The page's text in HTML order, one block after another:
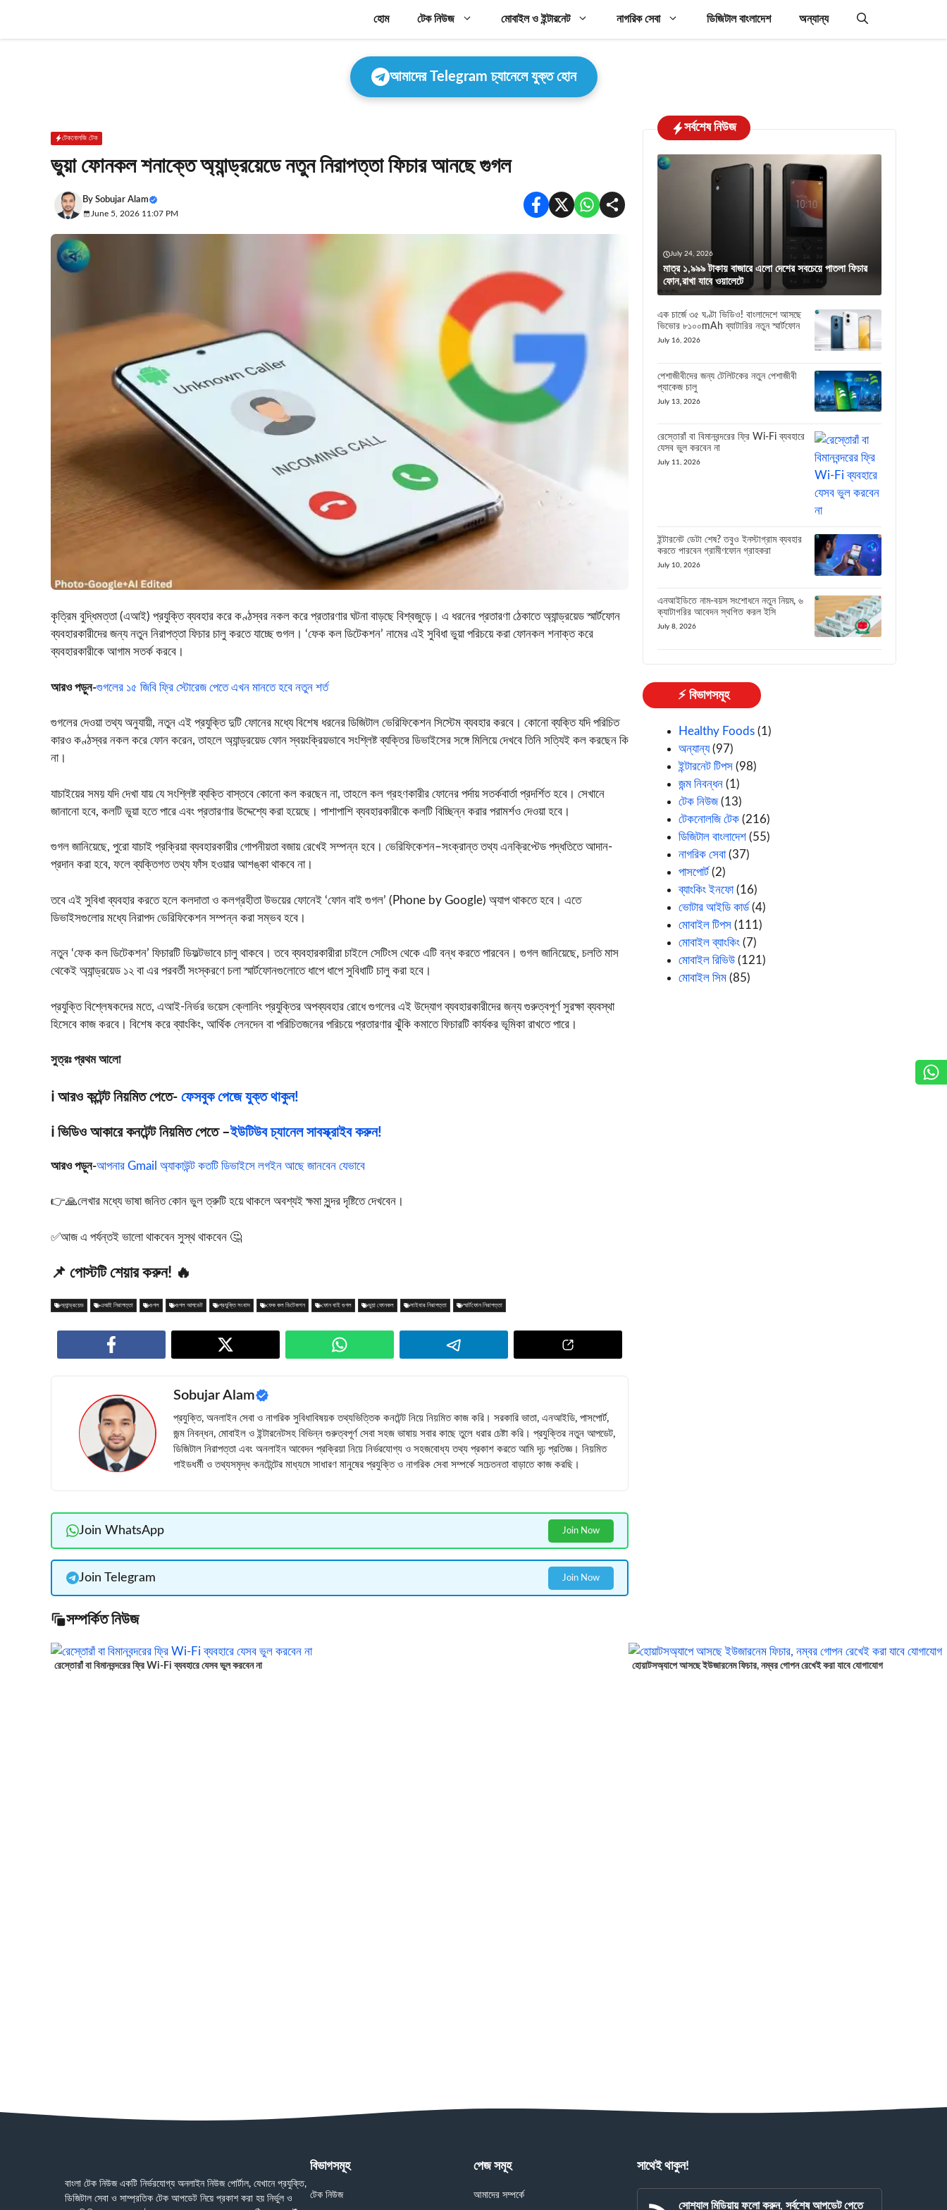
content
হোম টেক নিউজ মোবাইল ও ইন্টারনেট নাগরিক সেবা ডিজিটাল বাংলাদেশ অন্যান্য
আমাদের Telegram চ্যানেলে যুক্ত হোন
টেকনোলজি টেক
ভুয়া ফোনকল শনাক্তে অ্যান্ড্রয়েডে নতুন নিরাপত্তা ফিচার আনছে গুগল
By Sobujar Alam
June 5, 2026 11:07 PM
কৃত্রিম বুদ্ধিমত্তা (এআই) প্রযুক্তি ব্যবহার করে কণ্ঠস্বর নকল করে প্রতারণার ঘটনা বাড়ছে বিশ্বজুড়ে। এ ধরনের প্রতারণা ঠেকাতে অ্যান্ড্রয়েড স্মার্টফোন
ব্যবহারকারীদের জন্য নতুন নিরাপত্তা ফিচার চালু করতে যাচ্ছে গুগল। ‘ফেক কল ডিটেকশন’ নামের এই সুবিধা ভুয়া পরিচয়ে করা ফোনকল শনাক্ত করে
ব্যবহারকারীকে আগাম সতর্ক করবে।
আরও পড়ুন-গুগলের ১৫ জিবি ফ্রি স্টোরেজ পেতে এখন মানতে হবে নতুন শর্ত
গুগলের দেওয়া তথ্য অনুযায়ী, নতুন এই প্রযুক্তি দুটি ফোনের মধ্যে বিশেষ ধরনের ডিজিটাল ভেরিফিকেশন সিস্টেম ব্যবহার করবে। কোনো ব্যক্তি যদি পরিচিত
কারও কণ্ঠস্বর নকল করে ফোন করেন, তাহলে অ্যান্ড্রয়েড ফোন স্বয়ংক্রিয়ভাবে সংশ্লিষ্ট ব্যক্তির ডিভাইসের সঙ্গে মিলিয়ে দেখবে তিনি সত্যিই কল করছেন কি
না।
যাচাইয়ের সময় যদি দেখা যায় যে সংশ্লিষ্ট ব্যক্তি বাস্তবে কোনো কল করছেন না, তাহলে কল গ্রহণকারীর ফোনের পর্দায় সতর্কবার্তা প্রদর্শিত হবে। সেখানে
জানানো হবে, কলটি ভুয়া হতে পারে এবং প্রতারণার উদ্দেশ্যে করা হয়েছে। পাশাপাশি ব্যবহারকারীকে কলটি বিচ্ছিন্ন করার পরামর্শও দেওয়া হবে।
গুগল জানিয়েছে, পুরো যাচাই প্রক্রিয়া ব্যবহারকারীর গোপনীয়তা বজায় রেখেই সম্পন্ন হবে। ভেরিফিকেশন–সংক্রান্ত তথ্য এনক্রিপ্টেড পদ্ধতিতে আদান-
প্রদান করা হবে, ফলে ব্যক্তিগত তথ্য ফাঁস হওয়ার আশঙ্কা থাকবে না।
তবে এই সুবিধা ব্যবহার করতে হলে কলদাতা ও কলগ্রহীতা উভয়ের ফোনেই ‘ফোন বাই গুগল’ (Phone by Google) অ্যাপ থাকতে হবে। এতে
ডিভাইসগুলোর মধ্যে নিরাপদ ভেরিফিকেশন সম্পন্ন করা সম্ভব হবে।
নতুন ‘ফেক কল ডিটেকশন’ ফিচারটি ডিফল্টভাবে চালু থাকবে। তবে ব্যবহারকারীরা চাইলে সেটিংস থেকে এটি বন্ধ করতে পারবেন। গুগল জানিয়েছে, চলতি মাস
থেকেই অ্যান্ড্রয়েড ১২ বা এর পরবর্তী সংস্করণে চলা স্মার্টফোনগুলোতে ধাপে ধাপে সুবিধাটি চালু করা হবে।
প্রযুক্তি বিশ্লেষকদের মতে, এআই-নির্ভর ভয়েস ক্লোনিং প্রযুক্তির অপব্যবহার রোধে গুগলের এই উদ্যোগ ব্যবহারকারীদের জন্য গুরুত্বপূর্ণ সুরক্ষা ব্যবস্থা
হিসেবে কাজ করবে। বিশেষ করে ব্যাংকিং, আর্থিক লেনদেন বা পরিচিতজনের পরিচয়ে প্রতারণার ঝুঁকি কমাতে ফিচারটি কার্যকর ভূমিকা রাখতে পারে।
সুত্রঃ প্রথম আলো
ℹ️ আরও কন্টেন্ট নিয়মিত পেতে- ফেসবুক পেজে যুক্ত থাকুন!
ℹ️ ভিডিও আকারে কনটেন্ট নিয়মিত পেতে –ইউটিউব চ্যানেল সাবস্ক্রাইব করুন!
আরও পড়ুন-আপনার Gmail অ্যাকাউন্ট কতটি ডিভাইসে লগইন আছে জানবেন যেভাবে
👉🙏লেখার মধ্যে ভাষা জনিত কোন ভুল ত্রুটি হয়ে থাকলে অবশ্যই ক্ষমা সুন্দর দৃষ্টিতে দেখবেন।
✅আজ এ পর্যন্তই ভালো থাকবেন সুস্থ থাকবেন 🤔
📌 পোস্টটি শেয়ার করুন! 🔥
অ্যান্ড্রয়েড এআই নিরাপত্তা গুগল গুগল আপডেট প্রযুক্তি সংবাদ ফেক কল ডিটেকশন ফোন বাই গুগল ভুয়া ফোনকল সাইবার নিরাপত্তা স্মার্টফোন নিরাপত্তা
Sobujar Alam
প্রযুক্তি, অনলাইন সেবা ও নাগরিক সুবিধাবিষয়ক তথ্যভিত্তিক কনটেন্ট নিয়ে নিয়মিত কাজ করি। সরকারি ভাতা, এনআইডি, পাসপোর্ট,
জন্ম নিবন্ধন, মোবাইল ও ইন্টারনেটসহ বিভিন্ন গুরুত্বপূর্ণ সেবা সহজ ভাষায় সবার কাছে তুলে ধরার চেষ্টা করি। প্রযুক্তির নতুন আপডেট,
ডিজিটাল নিরাপত্তা এবং অনলাইন আবেদন প্রক্রিয়া নিয়ে নির্ভরযোগ্য ও সহজবোধ্য তথ্য প্রকাশ করতে আমি দৃঢ় প্রতিজ্ঞ। নিয়মিত
গাইডধর্মী ও তথ্যসমৃদ্ধ কনটেন্টের মাধ্যমে সাধারণ মানুষের প্রযুক্তি ও নাগরিক সেবা সম্পর্কে সচেতনতা বাড়াতে কাজ করছি।
Join WhatsApp Join Now
Join Telegram Join Now
সম্পর্কিত নিউজ
রেস্তোরাঁ বা বিমানবন্দরের ফ্রি Wi-Fi ব্যবহারে যেসব ভুল করবেন না হোয়াটসঅ্যাপে আসছে ইউজারনেম ফিচার, নম্বর গোপন রেখেই করা যাবে যোগাযোগ
সর্বশেষ নিউজ
July 24, 2026
মাত্র ১,৯৯৯ টাকায় বাজারে এলো দেশের সবচেয়ে পাতলা ফিচার
ফোন,রাখা যাবে ওয়ালেটে
এক চার্জে ৩৫ ঘণ্টা ভিডিও! বাংলাদেশে আসছে
ভিভোর ৮১০০mAh ব্যাটারির নতুন স্মার্টফোন
July 16, 2026
পেশাজীবীদের জন্য টেলিটকের নতুন পেশাজীবী
প্যাকেজ চালু
July 13, 2026
রেস্তোরাঁ বা বিমানবন্দরের ফ্রি Wi-Fi ব্যবহারে
যেসব ভুল করবেন না
July 11, 2026
ইন্টারনেট ডেটা শেষ? তবুও ইনস্টাগ্রাম ব্যবহার
করতে পারবেন গ্রামীণফোন গ্রাহকরা
July 10, 2026
এনআইডিতে নাম-বয়স সংশোধনে নতুন নিয়ম, ৬
ক্যাটাগরির আবেদন স্থগিত করল ইসি
July 8, 2026
⚡ বিভাগসমূহ
Healthy Foods (1)
অন্যান্য(97)
ইন্টারনেট টিপস (98)
জন্ম নিবন্ধন (1)
টেক নিউজ(13)
টেকনোলজি টেক (216)
ডিজিটাল বাংলাদেশ (55)
নাগরিক সেবা(37)
পাসপোর্ট (2)
ব্যাংকিং ইনফো(16)
ভোটার আইডি কার্ড (4)
মোবাইল টিপস (111)
মোবাইল ব্যাংকিং (7)
মোবাইল রিভিউ (121)
মোবাইল সিম (85)
বাংলা টেক নিউজ একটি নির্ভরযোগ্য অনলাইন নিউজ পোর্টাল, যেখানে প্রযুক্তি,
ডিজিটাল সেবা ও সাম্প্রতিক টেক আপডেট নিয়ে প্রকাশ করা হয় নির্ভুল ও
বিভাগসমূহ
টেক নিউজ
পেজ সমূহ
আমাদের সম্পর্কে
সাথেই থাকুন!
সোশ্যাল মিডিয়ায় ফলো করুন, সর্বশেষ আপডেট পেতে